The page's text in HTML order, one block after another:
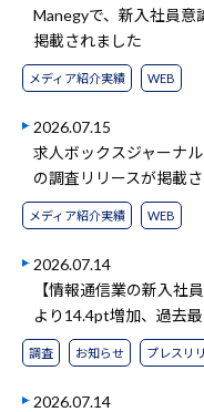
Manegyで、新入社員意
掲載されました
メディア紹介実績 WEB
2026.07.15
求人ボックスジャーナ
の調査リリースが掲載
メディア紹介実績 WEB
2026.07.14
【情報通信業の新入社
より14.4pt増加、過去
調査 お知らせ プレスリ
2026.07.14